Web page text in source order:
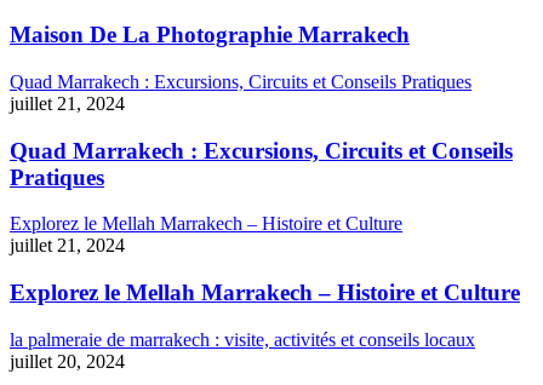
Maison De La Photographie Marrakech
Quad Marrakech : Excursions, Circuits et Conseils Pratiques
juillet 21, 2024
Quad Marrakech : Excursions, Circuits et Conseils
Pratiques
Explorez le Mellah Marrakech – Histoire et Culture
juillet 21, 2024
Explorez le Mellah Marrakech – Histoire et Culture
la palmeraie de marrakech : visite, activités et conseils locaux
juillet 20, 2024